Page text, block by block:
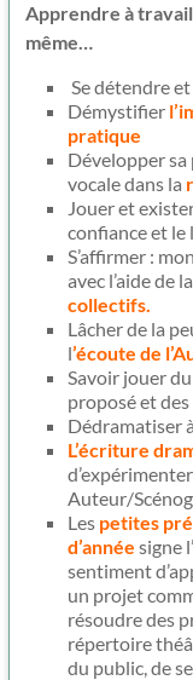
Apprendre à
même…
Se détendre
Démystifier
pratique
Développer
vocale dans la
Jouer et
confiance et le
S’affirmer :
avec l’aide de la
collectifs.
Lâcher de la
l’écoute de
Savoir jouer du
proposé et des
Dédramatiser
L’écriture
Auteur/
Les petites
d’année signe
sentiment
un projet
résoudre des
répertoire
du public, de